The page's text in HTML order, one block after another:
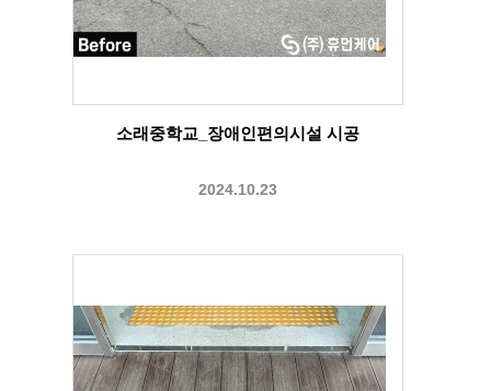
소래중학교_장애인편의시설 시공
2024.10.23